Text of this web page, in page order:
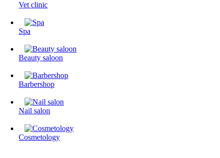
Vet clinic
Spa
Beauty saloon
Barbershop
Nail salon
Cosmetology